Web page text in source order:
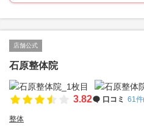
店舗公式
石原整体院
3.82 口コミ 61件
整体